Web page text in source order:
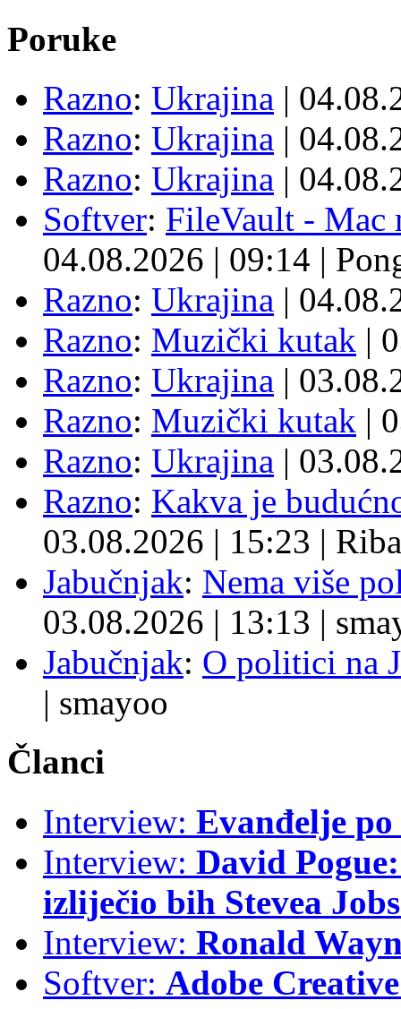
Poruke
Razno: Ukrajina |
Razno: Ukrajina |
Razno: Ukrajina |
Softver: FileVault - Mac
04.08.2026 | 09:14 |
Razno: Ukrajina |
Razno: Muzički kutak |
Razno: Ukrajina |
Razno: Muzički kutak |
Razno: Ukrajina |
Razno: Kakva je
03.08.2026 | 15:23 | Riba
Jabučnjak: Nema više
03.08.2026 | 13:13 |
Jabučnjak: O politici na
| smayoo
Članci
Interview: Evanđelje
Interview: David
izliječio bih Stevea
Interview: Ronald
Softver: Adobe